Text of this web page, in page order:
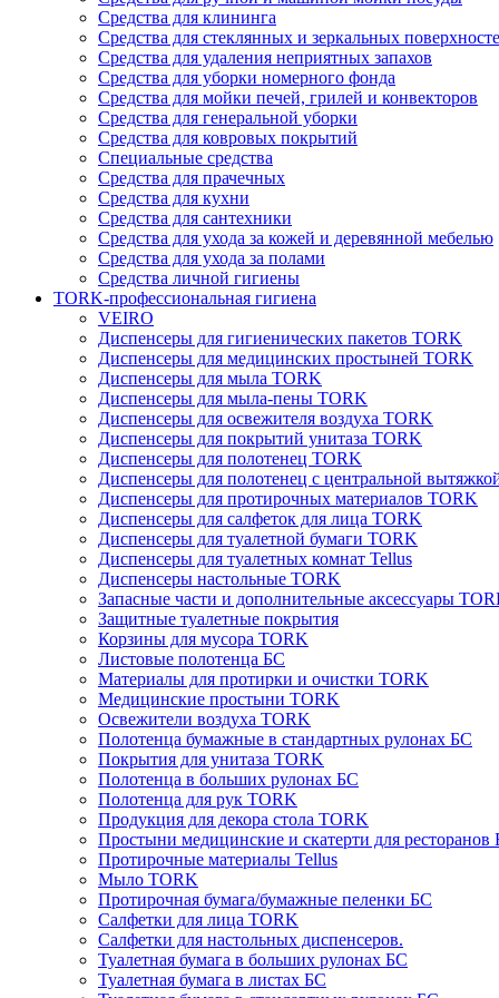
Средства для клининга
Средства для стеклянных и зеркальных
Средства для удаления неприятных запахов
Средства для уборки номерного фонда
Средства для мойки печей, грилей и конвекторов
Средства для генеральной уборки
Средства для ковровых покрытий
Специальные средства
Средства для прачечных
Средства для кухни
Средства для сантехники
Средства для ухода за кожей и деревянной мебелью
Средства для ухода за полами
Средства личной гигиены
TORK-профессиональная гигиена
VEIRO
Диспенсеры для гигиенических пакетов TORK
Диспенсеры для медицинских простыней TORK
Диспенсеры для мыла TORK
Диспенсеры для мыла-пены TORK
Диспенсеры для освежителя воздуха TORK
Диспенсеры для покрытий унитаза TORK
Диспенсеры для полотенец TORK
Диспенсеры для полотенец с центральной
Диспенсеры для протирочных материалов TORK
Диспенсеры для салфеток для лица TORK
Диспенсеры для туалетной бумаги TORK
Диспенсеры для туалетных комнат Tellus
Диспенсеры настольные TORK
Запасные части и дополнительные аксессуары
Защитные туалетные покрытия
Корзины для мусора TORK
Листовые полотенца БС
Материалы для протирки и очистки TORK
Медицинские простыни TORK
Освежители воздуха TORK
Полотенца бумажные в стандартных рулонах БС
Покрытия для унитаза TORK
Полотенца в больших рулонах БС
Полотенца для рук TORK
Продукция для декора стола TORK
Простыни медицинские и скатерти для ресторанов
Протирочные материалы Tellus
Мыло TORK
Протирочная бумага/бумажные пеленки БС
Салфетки для лица TORK
Салфетки для настольных диспенсеров.
Туалетная бумага в больших рулонах БС
Туалетная бумага в листах БС